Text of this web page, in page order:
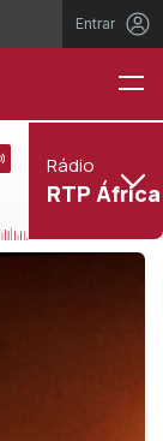
Entrar
Rádio
RTP África